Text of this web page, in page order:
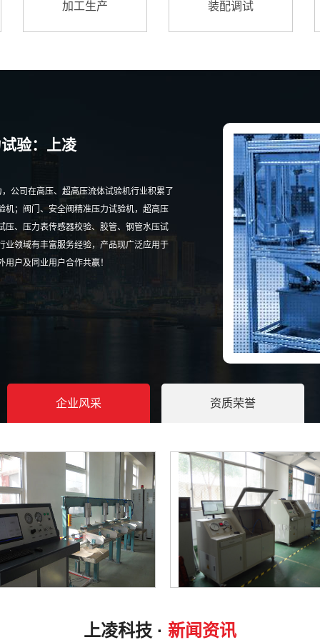
加工生产 装配调试
验：上凌
公司在高压、超高压流体试验机行业积累了
机；阀门、安全阀精准压力试验机，超高压
压、压力表传感器校验、胶管、钢管水压试
业领域有丰富服务经验，产品现广泛应用于
户及同业用户合作共赢！
企业风采 资质荣誉
上凌科技 · 新闻资讯
离心风机本体
质，以是应当
API 598 阀门
制造厂使用
使用一个夹紧